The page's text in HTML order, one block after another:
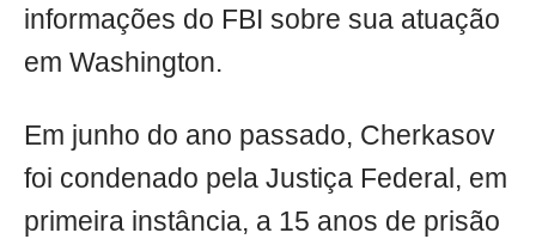
informações do FBI sobre sua atuação
em Washington.
Em junho do ano passado, Cherkasov
foi condenado pela Justiça Federal, em
primeira instância, a 15 anos de prisão